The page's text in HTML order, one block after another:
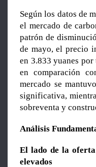
Según los datos de
el mercado de
patrón de
de mayo, el precio
en 3.833 yuanes
en comparación
mercado se
significativa,
sobreventa y
Análisis
El lado de la
elevados